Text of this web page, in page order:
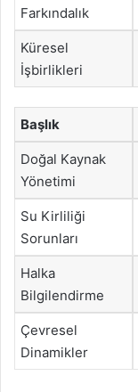
Farkındalık
Küresel
İşbirlikleri
Başlık
Doğal Kaynak
Yönetimi
Su Kirliliği
Sorunları
Halka
Bilgilendirme
Çevresel
Dinamikler